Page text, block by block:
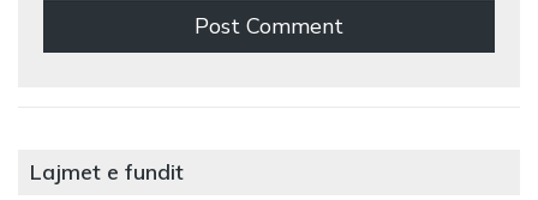
Lajmet e fundit